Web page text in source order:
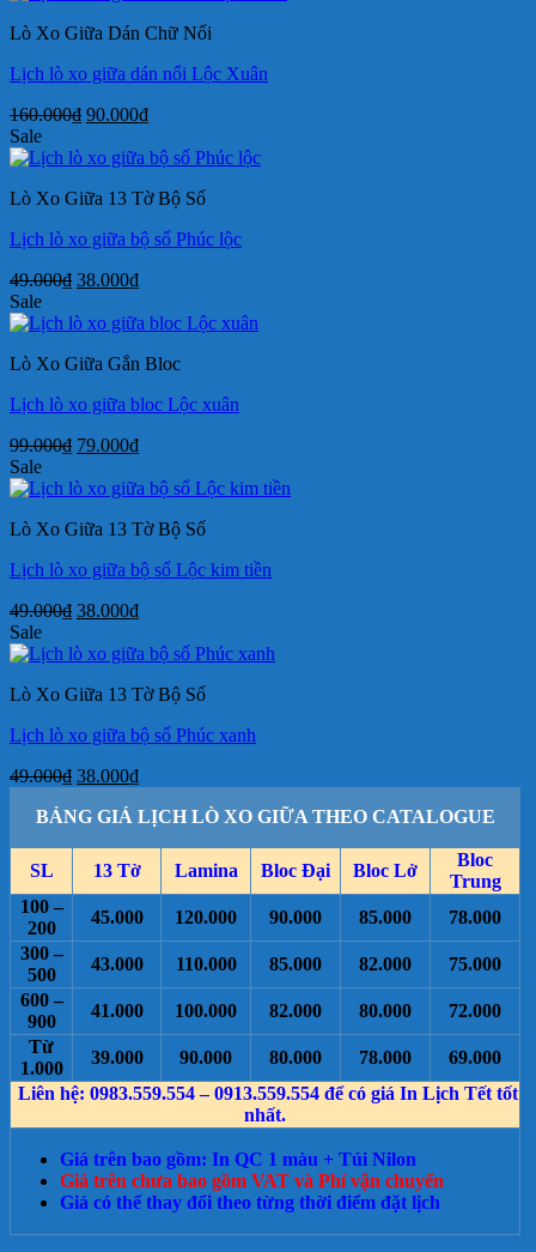
38.000₫.
Lò Xo Giữa Dán Chữ Nổi
Lịch lò xo giữa dán nổi Lộc Xuân
160.000₫ Giá
là:
90.000₫Giá
tại
90.000₫.
Sale
Lò Xo Giữa 13 Tờ Bộ Số
Lịch lò xo giữa bộ số Phúc lộc
49.000₫ Giá
là:
38.000₫Giá
tại
38.000₫.
Sale
Lò Xo Giữa Gắn Bloc
Lịch lò xo giữa bloc Lộc xuân
99.000₫ Giá
là:
79.000₫Giá
tại
79.000₫.
Sale
Lò Xo Giữa 13 Tờ Bộ Số
Lịch lò xo giữa bộ số Lộc kim tiền
49.000₫ Giá
là:
38.000₫Giá
tại
38.000₫.
Sale
Lò Xo Giữa 13 Tờ Bộ Số
Lịch lò xo giữa bộ số Phúc xanh
49.000₫ Giá
là:
38.000₫Giá
tại
38.000₫.
BẢNG GIÁ LỊCH LÒ XO GIỮA THEO CATALOGUE
SL 13 Tờ Lamina Bloc Đại Bloc Lở
Bloc
Trung
100 –
200
45.000 120.000 90.000 85.000
78.000
300 –
500
43.000 110.000 85.000 82.000
75.000
600 –
900
41.000 100.000 82.000 80.000
72.000
Từ
1.000
39.000 90.000 80.000 78.000
69.000
Liên hệ: 0983.559.554 – 0913.559.554 để có giá In Lịch Tết tốt
nhất.
Giá trên bao gồm: In QC 1 màu + Túi Nilon
Giá trên chưa bao gồm VAT và Phí vận chuyển
Giá có thể thay đổi theo từng thời điểm đặt lịch